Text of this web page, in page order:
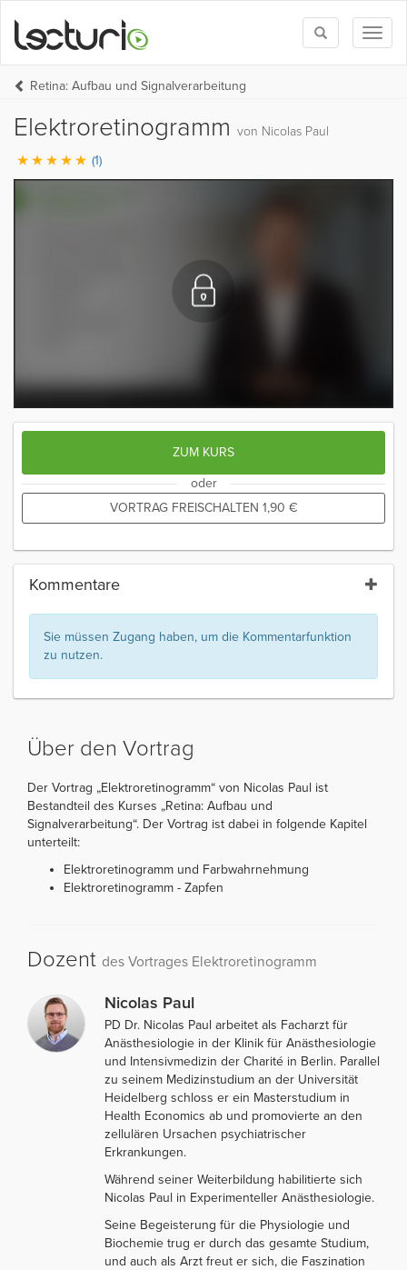
Toggle
search
Retina: Aufbau und Signalverarbeitung
Elektroretinogramm von Nicolas Paul
(1)
ZUM KURS
oder
VORTRAG FREISCHALTEN 1,90 €
Kommentare
Sie müssen Zugang haben, um die Kommentarfunktion
zu nutzen.
Über den Vortrag
Der Vortrag „Elektroretinogramm“ von Nicolas Paul ist
Bestandteil des Kurses „Retina: Aufbau und
Signalverarbeitung“. Der Vortrag ist dabei in folgende Kapitel
unterteilt:
Elektroretinogramm und Farbwahrnehmung
Elektroretinogramm - Zapfen
Dozent des Vortrages Elektroretinogramm
Nicolas Paul
PD Dr. Nicolas Paul arbeitet als Facharzt für
Anästhesiologie in der Klinik für Anästhesiologie
und Intensivmedizin der Charité in Berlin. Parallel
zu seinem Medizinstudium an der Universität
Heidelberg schloss er ein Masterstudium in
Health Economics ab und promovierte an den
zellulären Ursachen psychiatrischer
Erkrankungen.
Während seiner Weiterbildung habilitierte sich
Nicolas Paul in Experimenteller Anästhesiologie.
Seine Begeisterung für die Physiologie und
Biochemie trug er durch das gesamte Studium,
und auch als Arzt freut er sich, die Faszination